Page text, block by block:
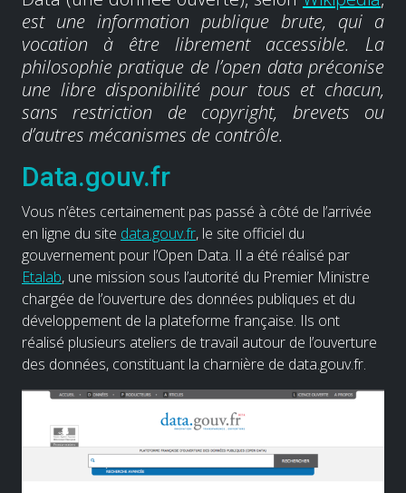
est une information publique brute, qui a
vocation à être librement accessible. La
philosophie pratique de l’open data préconise
une libre disponibilité pour tous et chacun,
sans restriction de copyright, brevets ou
d’autres mécanismes de contrôle.
Data.gouv.fr
Vous n’êtes certainement pas passé à côté de l’arrivée
en ligne du site data.gouv.fr, le site officiel du
gouvernement pour l’Open Data. Il a été réalisé par
Etalab, une mission sous l’autorité du Premier Ministre
chargée de l’ouverture des données publiques et du
développement de la plateforme française. Ils ont
réalisé plusieurs ateliers de travail autour de l’ouverture
des données, constituant la charnière de data.gouv.fr.